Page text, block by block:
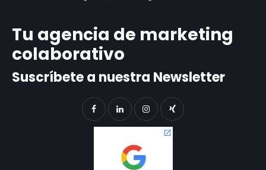
Tu agencia de marketing
colaborativo
Suscríbete a nuestra Newsletter